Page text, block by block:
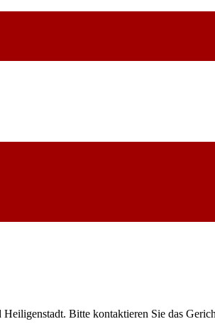
Bitte kontaktieren Sie das